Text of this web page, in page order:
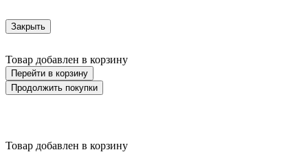
AZBARREN
BABIRIK
BALEZZE
BALIGIAN
BALIGUIAN
BALLINA
BAMPTON
BANI
Закрыть
Товар добавлен в корзину
Перейти в корзину
Продолжить покупки
Товар добавлен в корзину